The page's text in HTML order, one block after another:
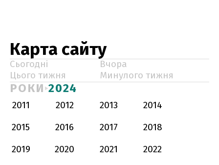
Карта сайту
Сьогодні
Вчора
Цього тижня
Минулого тижня
РОКИ 2024
2011 2012 2013
2014
2015
2016 2017
2018
2019
2020 2021
2022